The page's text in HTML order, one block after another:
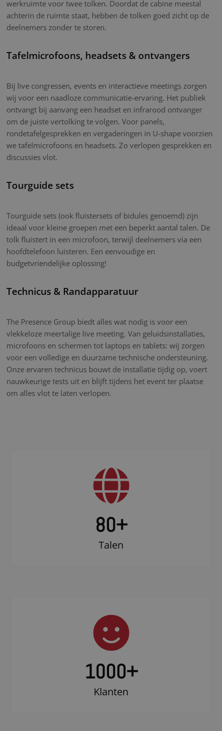
werkruimte voor twee tolken. Doordat de cabine meestal
achterin de ruimte staat, hebben de tolken goed zicht op de
deelnemers zonder te storen.
Tafelmicrofoons, headsets & ontvangers
Bij live congressen, events en interactieve meetings zorgen
wij voor een naadloze communicatie-ervaring. Het publiek
ontvangt bij aanvang een headset en infrarood ontvanger
om de juiste vertolking te volgen. Voor panels,
rondetafelgesprekken en vergaderingen in U-shape voorzien
we tafelmicrofoons en headsets. Zo verlopen gesprekken en
discussies vlot.
Tourguide sets
Tourguide sets (ook fluistersets of bidules genoemd) zijn
ideaal voor kleine groepen met een beperkt aantal talen. De
tolk fluistert in een microfoon, terwijl deelnemers via een
hoofdtelefoon luisteren. Een eenvoudige en
budgetvriendelijke oplossing!
Technicus & Randapparatuur
The Presence Group biedt alles wat nodig is voor een
vlekkeloze meertalige live meeting. Van geluidsinstallaties,
microfoons en schermen tot laptops en tablets: wij zorgen
voor een volledige en duurzame technische ondersteuning.
Onze ervaren technicus bouwt de installatie tijdig op, voert
nauwkeurige tests uit en blijft tijdens het event ter plaatse
om alles vlot te laten verlopen.
80+
Talen
1000+
Klanten